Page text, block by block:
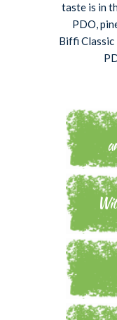
taste is in
PDO,
Biffi Classic